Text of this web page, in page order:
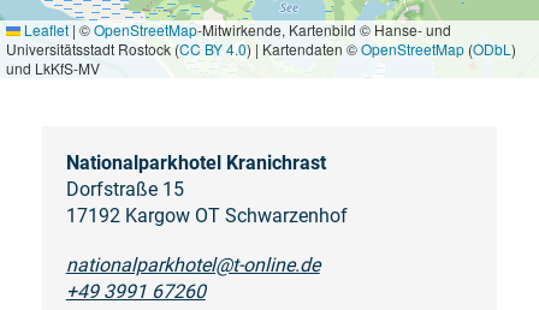
Leaflet | ©OpenStreetMap-Mitwirkende, Kartenbild © Hanse- und
Universitätsstadt Rostock (CC BY 4.0) | Kartendaten ©OpenStreetMap (ODbL )
und LkKfS-MV
Nationalparkhotel Kranichrast
Dorfstraße 15
17192 Kargow OT Schwarzenhof
nationalparkhotel@t-online.de
+49 3991 67260